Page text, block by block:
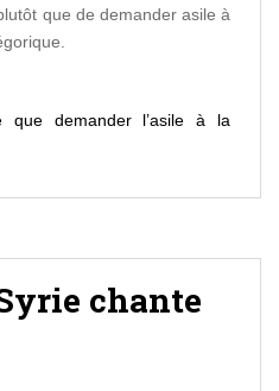
que de demander asile à
demander l’asile à la
chante